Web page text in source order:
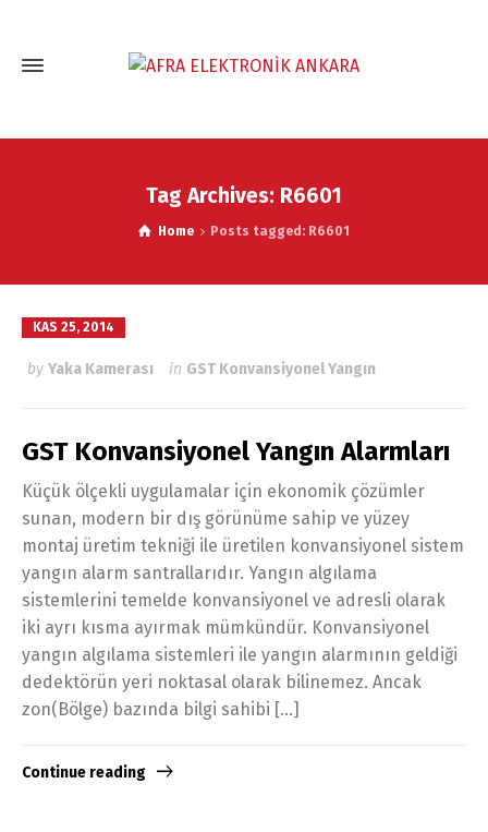
Tag Archives: R6601
Home Posts tagged: R6601
KAS 25, 2014
by Yaka Kamerası in GST Konvansiyonel Yangın
GST Konvansiyonel Yangın Alarmları
Küçük ölçekli uygulamalar için ekonomik çözümler
sunan, modern bir dış görünüme sahip ve yüzey
montaj üretim tekniği ile üretilen konvansiyonel sistem
yangın alarm santrallarıdır. Yangın algılama
sistemlerini temelde konvansiyonel ve adresli olarak
iki ayrı kısma ayırmak mümkündür. Konvansiyonel
yangın algılama sistemleri ile yangın alarmının geldiği
dedektörün yeri noktasal olarak bilinemez. Ancak
zon(Bölge) bazında bilgi sahibi […]
Continue reading